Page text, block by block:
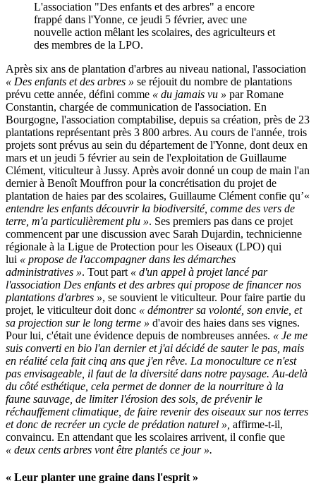
L'association "Des enfants et des arbres" a encore
frappé dans l'Yonne, ce jeudi 5 février, avec une
nouvelle action mêlant les scolaires, des agriculteurs et
des membres de la LPO.
Après six ans de plantation d'arbres au niveau national, l'association
« Des enfants et des arbres » se réjouit du nombre de plantations
prévu cette année, défini comme « du jamais vu » par Romane
Constantin, chargée de communication de l'association. En
Bourgogne, l'association comptabilise, depuis sa création, près de 23
plantations représentant près 3 800 arbres. Au cours de l'année, trois
projets sont prévus au sein du département de l'Yonne, dont deux en
mars et un jeudi 5 février au sein de l'exploitation de Guillaume
Clément, viticulteur à Jussy. Après avoir donné un coup de main l'an
dernier à Benoît Mouffron pour la concrétisation du projet de
plantation de haies par des scolaires, Guillaume Clément confie qu’«
entendre les enfants découvrir la biodiversité, comme des vers de
terre, m'a particulièrement plu ». Ses premiers pas dans ce projet
commencent par une discussion avec Sarah Dujardin, technicienne
régionale à la Ligue de Protection pour les Oiseaux (LPO) qui
lui « propose de l'accompagner dans les démarches
administratives ». Tout part « d'un appel à projet lancé par
l'association Des enfants et des arbres qui propose de financer nos
plantations d'arbres », se souvient le viticulteur. Pour faire partie du
projet, le viticulteur doit donc « démontrer sa volonté, son envie, et
sa projection sur le long terme » d'avoir des haies dans ses vignes.
Pour lui, c'était une évidence depuis de nombreuses années. « Je me
suis converti en bio l'an dernier et j'ai décidé de sauter le pas, mais
en réalité cela fait cinq ans que j'en rêve. La monoculture ce n'est
pas envisageable, il faut de la diversité dans notre paysage. Au-delà
du côté esthétique, cela permet de donner de la nourriture à la
faune sauvage, de limiter l'érosion des sols, de prévenir le
réchauffement climatique, de faire revenir des oiseaux sur nos terres
et donc de recréer un cycle de prédation naturel », affirme-t-il,
convaincu. En attendant que les scolaires arrivent, il confie que
« deux cents arbres vont être plantés ce jour ».
« Leur planter une graine dans l'esprit »